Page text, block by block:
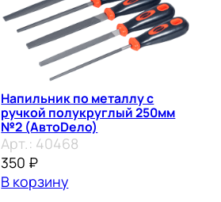
Напильник по металлу с
ручкой полукруглый 250мм
№2 (АвтоDело)
Арт.: 40468
350 ₽
В корзину